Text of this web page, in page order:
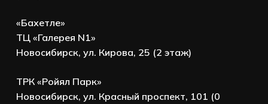
«Бахетле»
ТЦ «Галерея N1»
Новосибирск, ул. Кирова, 25 (2 этаж)
ТРК «Ройял Парк»
Новосибирск, ул. Красный проспект, 101 (0